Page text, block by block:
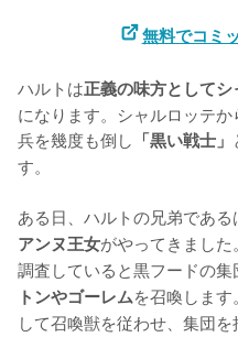
無料でコミ
ハルトは正義の味方として
になります。シャルロッテ
兵を幾度も倒し 「黒い戦士」
す。
ある日、ハルトの兄弟である
アンヌ王女がやってきまし
調査していると黒フードの
トンやゴーレムを召喚しま
して召喚獣を従わせ、集団を